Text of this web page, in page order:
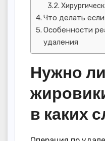
Что делать
Особенности
удаления
Нужно
в каких